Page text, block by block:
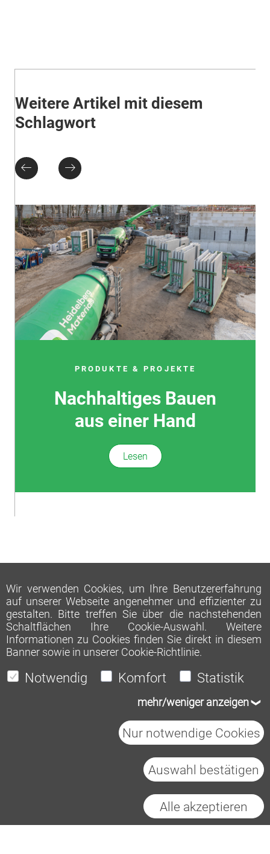
Weitere Artikel mit diesem
Schlagwort
PRODUKTE & PROJEKTE
Nachhaltiges Bauen
aus einer Hand
Lesen
Impressum
Datenschutz
Cookies
Wir verwenden Cookies, um Ihre Benutzererfahrung
auf unserer Webseite angenehmer und effizienter zu
gestalten. Bitte treffen Sie über die nachstehenden
Schaltflächen Ihre Cookie-Auswahl. Weitere
Informationen zu Cookies finden Sie direkt in diesem
Banner sowie in unserer Cookie-Richtlinie.
Notwendig Komfort Statistik
mehr/weniger anzeigen
Nur notwendige Cookies
Auswahl bestätigen
Alle akzeptieren